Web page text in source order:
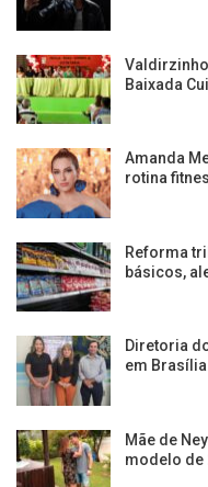
Baixada
Amanda
rotina
Reforma
básicos,
Diretoria
em
Mãe de
modelo de